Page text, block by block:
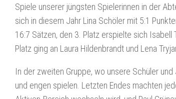
Spiele unserer jüngsten Spielerinnen in der
sich in diesem Jahr Lina Schöler mit 5:1
16:7 Sätzen, den 3. Platz erspielte sich Isabell
Platz ging an Laura Hildenbrandt und Lena
In der zweiten Gruppe, wo unsere Schüler
und engen spielen. Letzten Endes machten